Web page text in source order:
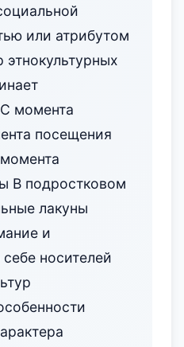
или атрибутом
этнокультурных
момента
посещения
В подростковом
лакуны
и
носителей